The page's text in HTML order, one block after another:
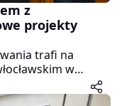
z
projekty
trafi na
w
dla Kujaw i
w Lubaniu,